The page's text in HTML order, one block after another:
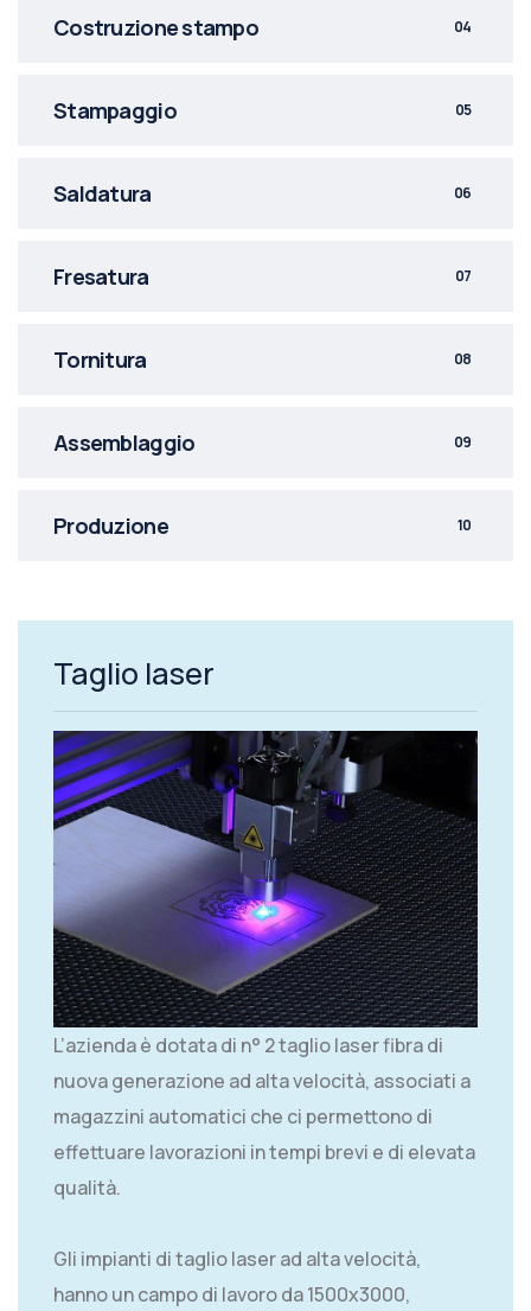
Costruzione stampo 04
Stampaggio 05
Saldatura 06
Fresatura 07
Tornitura 08
Assemblaggio 09
Produzione 10
Taglio laser
L’azienda è dotata di n° 2 taglio laser fibra di
nuova generazione ad alta velocità, associati a
magazzini automatici che ci permettono di
effettuare lavorazioni in tempi brevi e di elevata
qualità.
Gli impianti di taglio laser ad alta velocità,
hanno un campo di lavoro da 1500x3000,